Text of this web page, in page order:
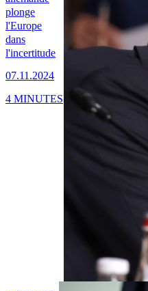
plonge
l'Europe
dans
l'incertitude
07.11.2024
4 MINUTES